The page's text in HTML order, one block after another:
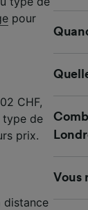
pour
CHF,
type de
prix.
distance
Vous